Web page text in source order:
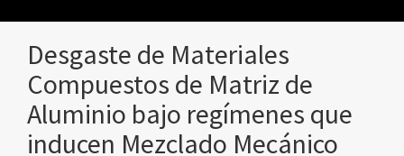
Desgaste de Materiales
Compuestos de Matriz de
Aluminio bajo regímenes que
inducen Mezclado Mecánico